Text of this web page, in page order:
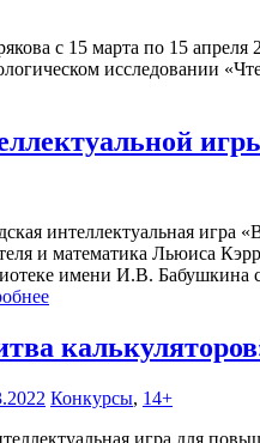
с 15 марта по 15 апреля
исследовании
интеллектуальная игра
и математика Льюиса
имени И.В. Бабушкина
Конкурсы, 14+